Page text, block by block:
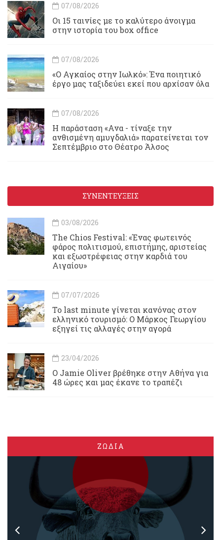
07/08/2026
Οι 15 ταινίες με το καλύτερο άνοιγμα
στην ιστορία του box office
07/08/2026
«Ο Αγκαίος στην Ιωλκό»: Ένα ποιητικό
έργο μας ταξιδεύει εκεί που αρχίσαν όλα
07/08/2026
Η παράσταση «Ανα - τίναξε την
ανθισμένη αμυγδαλιά» παρατείνεται τον
Σεπτέμβριο στο Θέατρο Άλσος
ΣΥΝΕΝΤΕΥΞΕΙΣ
03/08/2026
Τhe Chios Festival: «Ένας φωτεινός
φάρος πολιτισμού, επιστήμης, αριστείας
και εξωστρέφειας στην καρδιά του
Αιγαίου»
07/07/2026
Το last minute γίνεται κανόνας στον
ελληνικό τουρισμό: Ο Μάρκος Γεωργίου
εξηγεί τις αλλαγές στην αγορά
23/04/2026
Ο Jamie Oliver βρέθηκε στην Αθήνα για
48 ώρες και μας έκανε το τραπέζι
ΖΩΔΙΑ